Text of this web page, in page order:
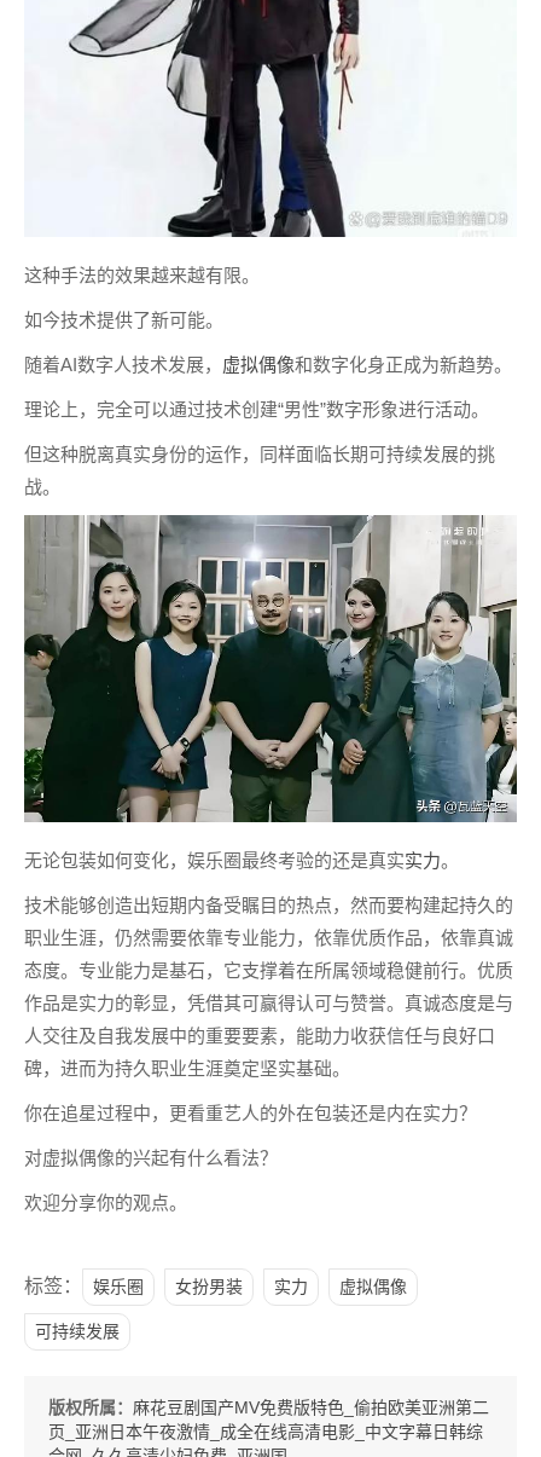
这种手法的效果越来越有限。
如今技术提供了新可能。
随着AI数字人技术发展， 虚拟偶像和数字化身正成为新趋势。
理论上，完全可以通过技术创建“男性”数字形象进行活动。
但这种脱离真实身份的运作，同样面临长期可持续发展的挑
战。
无论包装如何变化，娱乐圈最终考验的还是真实实力。
技术能够创造出短期内备受瞩目的热点，然而要构建起持久的
职业生涯，仍然需要依靠专业能力，依靠优质作品，依靠真诚
态度。专业能力是基石，它支撑着在所属领域稳健前行。优质
作品是实力的彰显，凭借其可赢得认可与赞誉。真诚态度是与
人交往及自我发展中的重要要素，能助力收获信任与良好口
碑，进而为持久职业生涯奠定坚实基础。
你在追星过程中，更看重艺人的外在包装还是内在实力？
对虚拟偶像的兴起有什么看法？
欢迎分享你的观点。
标签： 娱乐圈 女扮男装 实力 虚拟偶像
可持续发展
版权所属： 麻花豆剧国产MV免费版特色_偷拍欧美亚洲第二
页_亚洲日本午夜激情_成全在线高清电影_中文字幕日韩综